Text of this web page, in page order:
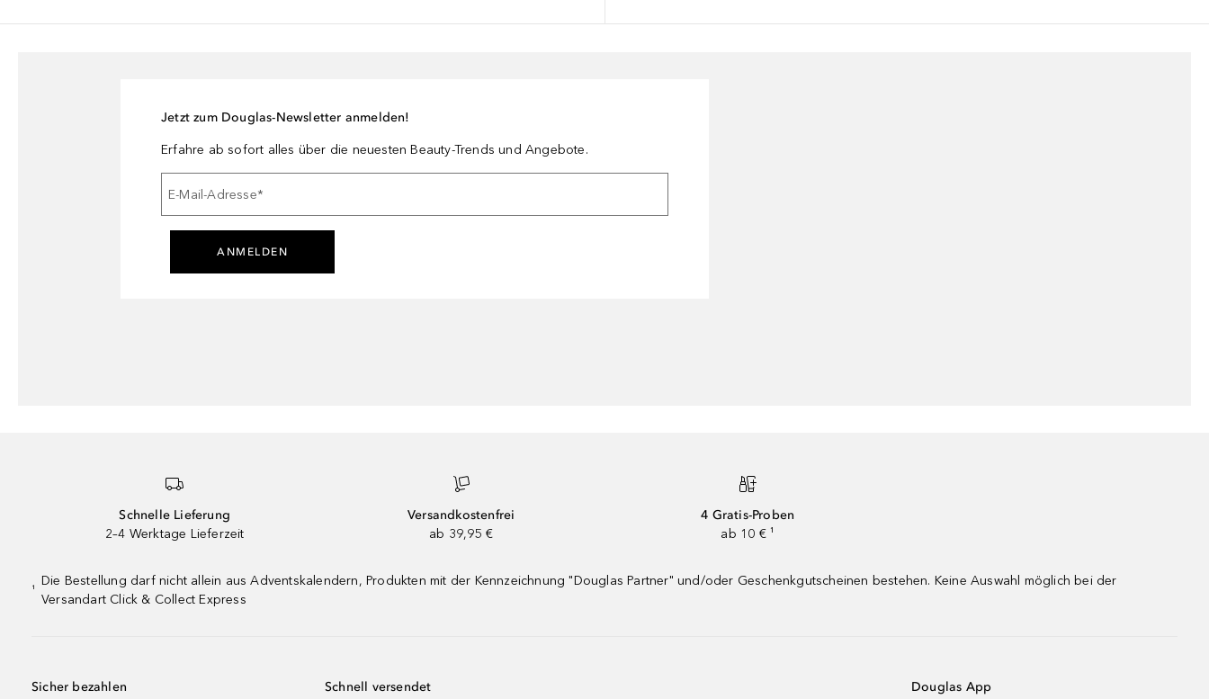
Jetzt zum Douglas-Newsletter anmelden!
Erfahre ab sofort alles über die neuesten Beauty-Trends und Angebote.
E-Mail-Adresse*
ANMELDEN
Schnelle Lieferung
2–4 Werktage Lieferzeit
Versandkostenfrei
ab 39,95 €
4 Gratis-Proben
ab 10 € ¹
¹
Die Bestellung darf nicht allein aus Adventskalendern, Produkten mit der Kennzeichnung "Douglas Partner" und/oder Geschenkgutscheinen bestehen. Keine Auswahl möglich bei der
Versandart Click & Collect Express
Sicher bezahlen Schnell versendet Douglas App